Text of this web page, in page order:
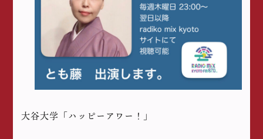
大谷大学「ハッピーアワー！」